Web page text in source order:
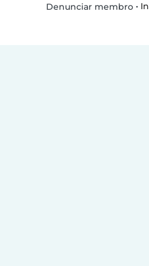
Denunciar membro•